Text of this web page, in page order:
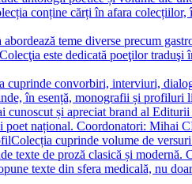
conține cărți în afara
abordează teme diverse precum
Colecţia este dedicată poeţilor
cuprinde convorbiri, interviuri,
în esență, monografii și
cunoscut și apreciat brand al
poet național. Coordonatori:
Colecția cuprinde volume de
texte de proză clasică și
texte din sfera medicală, nu